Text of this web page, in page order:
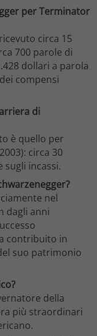
per Terminator
circa 15
700 parole di
dollari a parola
compensi
di
è quello per
circa 30
incassi.
nel
dagli anni
contribuito in
suo patrimonio
della
più straordinari